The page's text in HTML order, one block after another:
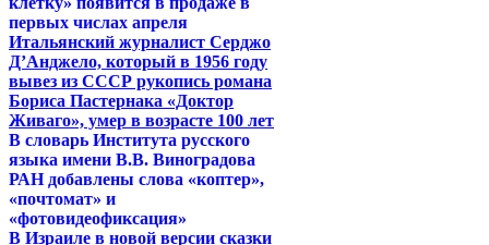
первых числах апреля
Итальянский журналист Серджо
Д’Анджело, который в 1956 году
вывез из СССР рукопись романа
Бориса Пастернака «Доктор
Живаго», умер в возрасте 100 лет
В словарь Института русского
языка имени В.В. Виноградова
РАН добавлены слова «коптер»,
«почтомат» и
«фотовидеофиксация»
В Израиле в новой версии сказки